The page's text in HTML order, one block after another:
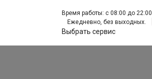
Время работы: с 08:00 до 22:00
Ежедневно, без выходных.
Выбрать сервис